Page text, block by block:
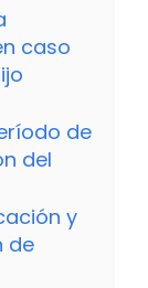
caso
de
del
y
de